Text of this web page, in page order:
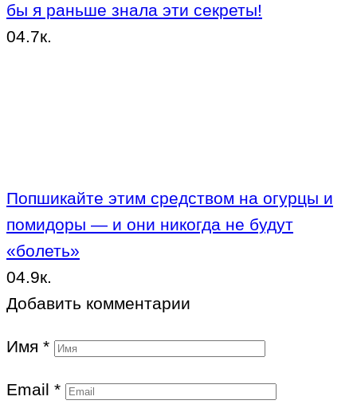
бы я раньше знала эти секреты!
04.7к.
Попшикайте этим средством на огурцы и
помидоры — и они никогда не будут
«болеть»
04.9к.
Добавить комментарии
Имя *
Email *